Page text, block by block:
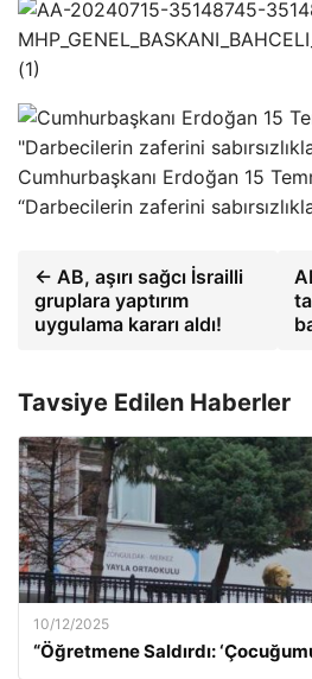
Cumhurbaşkanı Erdoğan 15
“Darbecilerin zaferini
← AB, aşırı sağcı İsrailli
gruplara yaptırım
uygulama kararı aldı!
Tavsiye Edilen Haberler
10/12/2025
“Öğretmene Saldırdı: